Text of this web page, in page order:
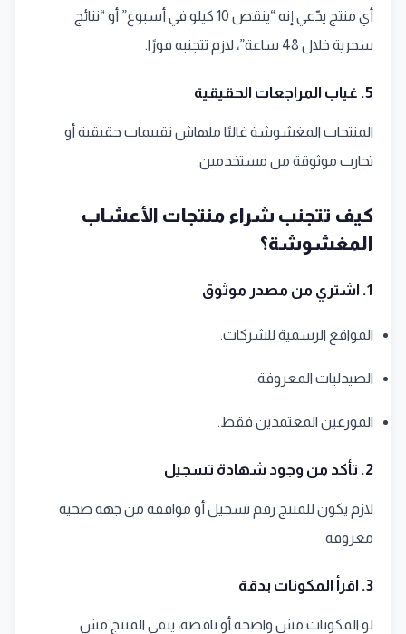
أي منتج يدّعي إنه “ينقص 10 كيلو في أسبوع” أو “نتائج
سحرية خلال 48 ساعة”، لازم تتجنبه فورًا.
5. غياب المراجعات الحقيقية
المنتجات المغشوشة غالبًا ملهاش تقييمات حقيقية أو
تجارب موثوقة من مستخدمين.
كيف تتجنب شراء منتجات الأعشاب
المغشوشة؟
1. اشتري من مصدر موثوق
المواقع الرسمية للشركات.
الصيدليات المعروفة.
الموزعين المعتمدين فقط.
2. تأكد من وجود شهادة تسجيل
لازم يكون للمنتج رقم تسجيل أو موافقة من جهة صحية
معروفة.
3. اقرأ المكونات بدقة
لو المكونات مش واضحة أو ناقصة، يبقى المنتج مش